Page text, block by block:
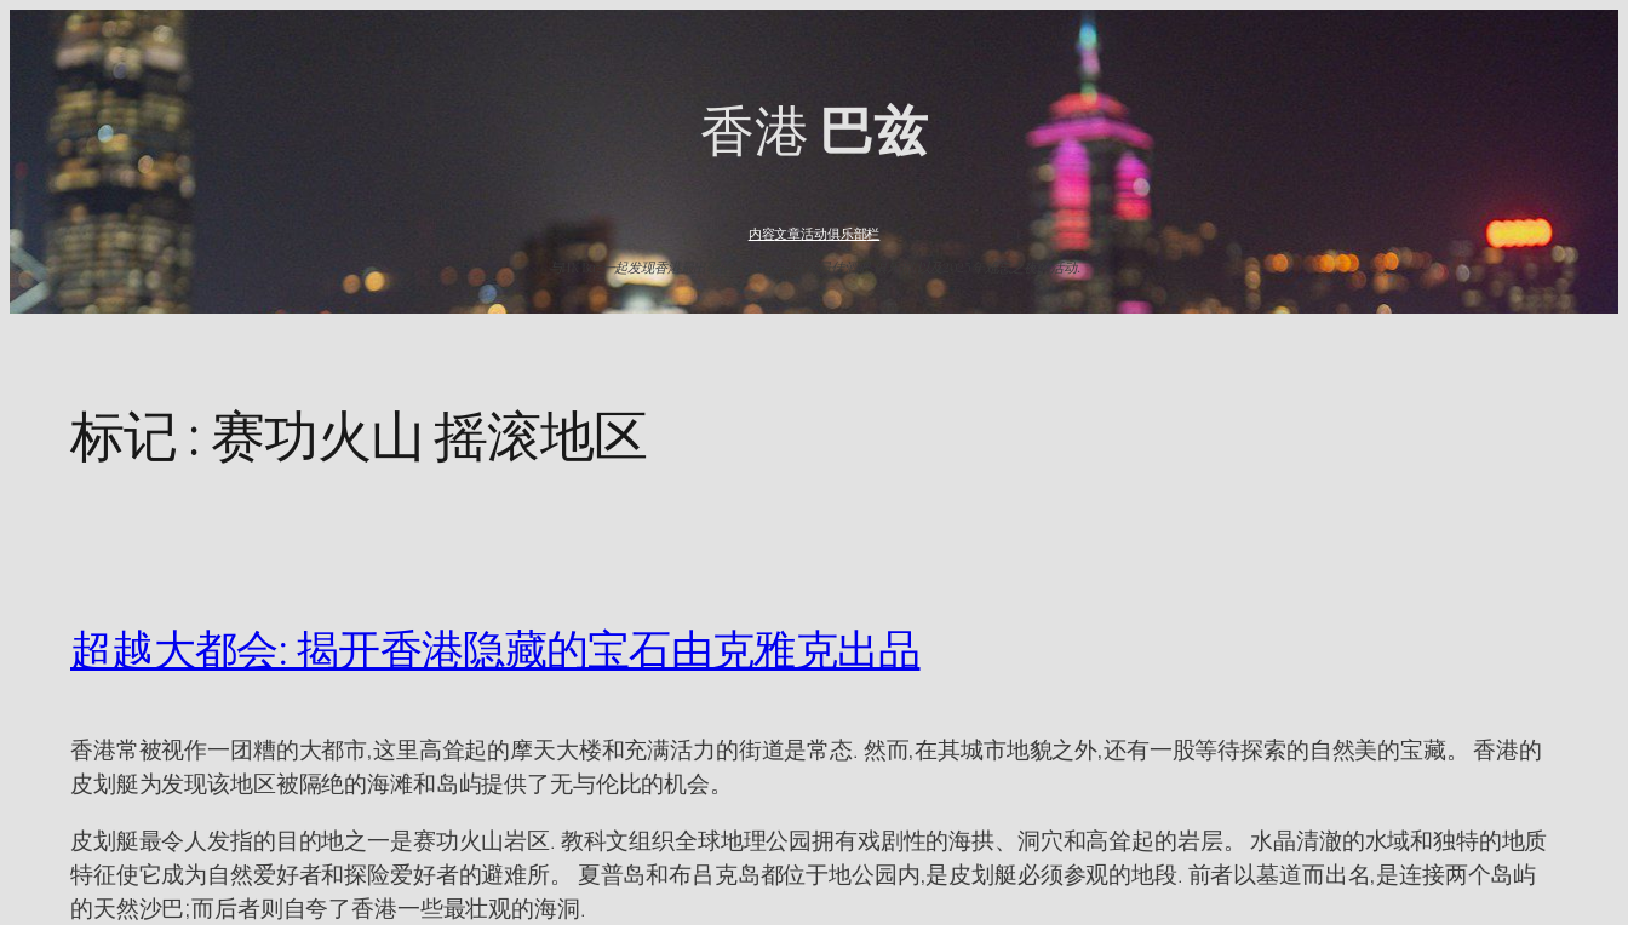
content
香港 巴兹
内容文章活动俱乐部栏
与HK Baz一起发现香港最出名的夜生活点. 探索最佳酒吧,俱乐部,以及2025年难忘之夜的活动.
标记 :赛功火山 摇滚地区
超越大都会: 揭开香港隐藏的宝石由克雅克出品
香港常被视作一团糟的大都市,这里高耸起的摩天大楼和充满活力的街道是常态. 然而,在其城市地貌之外,还有一股等待探索的自然美的宝藏。 香港的
皮划艇为发现该地区被隔绝的海滩和岛屿提供了无与伦比的机会。
皮划艇最令人发指的目的地之一是赛功火山岩区. 教科文组织全球地理公园拥有戏剧性的海拱、洞穴和高耸起的岩层。 水晶清澈的水域和独特的地质
特征使它成为自然爱好者和探险爱好者的避难所。 夏普岛和布吕克岛都位于地公园内,是皮划艇必须参观的地段. 前者以墓道而出名,是连接两个岛屿
的天然沙巴;而后者则自夸了香港一些最壮观的海洞.